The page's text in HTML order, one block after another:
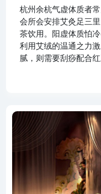
杭州余杭气虚体质者
会所会安排艾灸足三
茶饮用。阳虚体质怕
利用艾绒的温通之力
腻，则需要刮痧配合